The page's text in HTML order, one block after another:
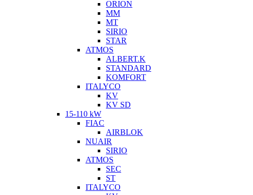
ORION
MM
MT
SIRIO
STAR
ATMOS
ALBERT.K
STANDARD
KOMFORT
ITALYCO
KV
KV SD
15-110 kW
FIAC
AIRBLOK
NUAIR
SIRIO
ATMOS
SEC
ST
ITALYCO